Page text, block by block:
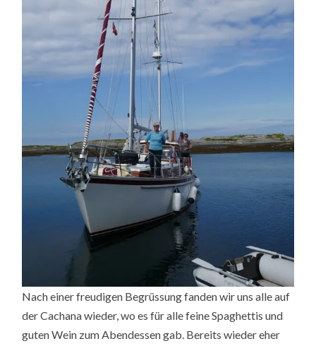
Nach einer freudigen Begrüssung fanden wir uns alle auf
der Cachana wieder, wo es für alle feine Spaghettis und
guten Wein zum Abendessen gab. Bereits wieder eher